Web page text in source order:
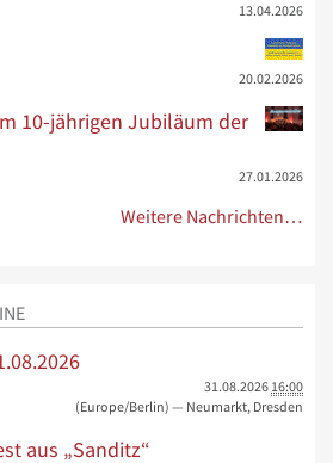
13.04.2026
20.02.2026
10-jährigen Jubiläum der
27.01.2026
Weitere Nachrichten…
31.08.2026 16:00
(Europe/Berlin) — Neumarkt, Dresden
aus „Sanditz“